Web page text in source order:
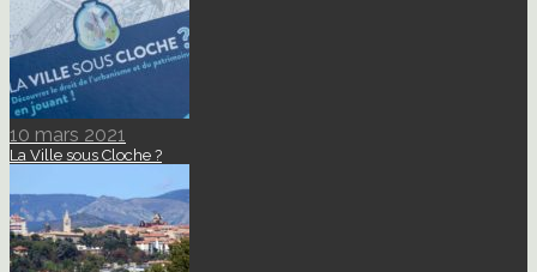
10 mars 2021
La Ville sous Cloche ?